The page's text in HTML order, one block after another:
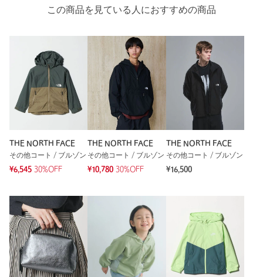
この商品を見ている人におすすめの商品
THE NORTH FACE
その他コート / ブルゾン
¥6,545 30%OFF
THE NORTH FACE
その他コート / ブルゾン
¥10,780 30%OFF
THE NORTH FACE
その他コート / ブルゾン
¥16,500